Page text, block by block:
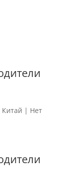
Китай | Нет